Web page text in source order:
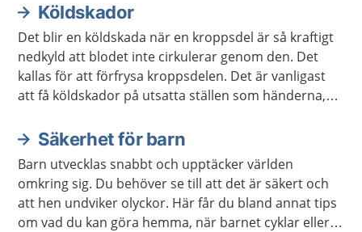
Köldskador
Det blir en köldskada när en kroppsdel är så kraftigt
nedkyld att blodet inte cirkulerar genom den. Det
kallas för att förfrysa kroppsdelen. Det är vanligast
att få köldskador på utsatta ställen som händerna,
Säkerhet för barn
Barn utvecklas snabbt och upptäcker världen
omkring sig. Du behöver se till att det är säkert och
att hen undviker olyckor. Här får du bland annat tips
om vad du kan göra hemma, när barnet cyklar eller